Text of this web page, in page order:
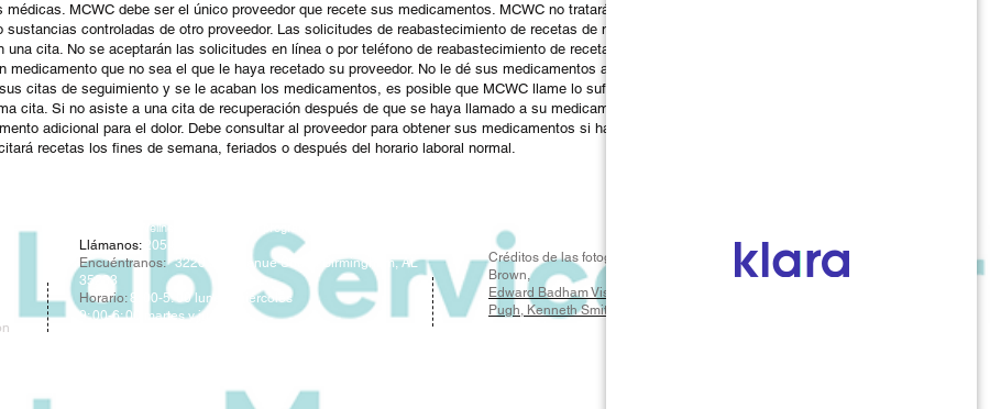
MCWC debe ser el único proveedor que recete sus medicamentos. MCWC no tratará a ningún paciente que
sustancias controladas de otro proveedor. Las solicitudes de reabastecimiento de recetas de narcóticos deben hacerse
una cita. No se aceptarán las solicitudes en línea o por teléfono de reabastecimiento de recetas de narcóticos.
medicamento que no sea el que le haya recetado su proveedor. No le dé sus medicamentos a otras personas.
citas de seguimiento y se le acaban los medicamentos, es posible que MCWC llame lo suficiente para ayudarlo a
cita. Si no asiste a una cita de recuperación después de que se haya llamado a su medicamento, MCWC no solicitará
adicional para el dolor. Debe consultar al proveedor para obtener sus medicamentos si ha faltado a dos citas.
recetas los fines de semana, feriados o después del horario laboral normal.
Magic City Wellness Center es un programa afiliado a BAO.
Llámanos: 205.877.8677
Encuéntranos:
3220 5th Avenue South, Birmingham, AL
35233
Horario:8: 00-5: 00 lunes, miércoles
9: 00-6: 00 martes y jueves
Créditos de las fotografías, Fotografía de Billy
Brown,
Edward Badham Visual Productions, Kyle
Pugh, Kenneth Smith Photography